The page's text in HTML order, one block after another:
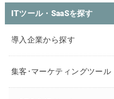
ITツール・SaaSを探す
導入企業から探す
集客･マーケティングツール